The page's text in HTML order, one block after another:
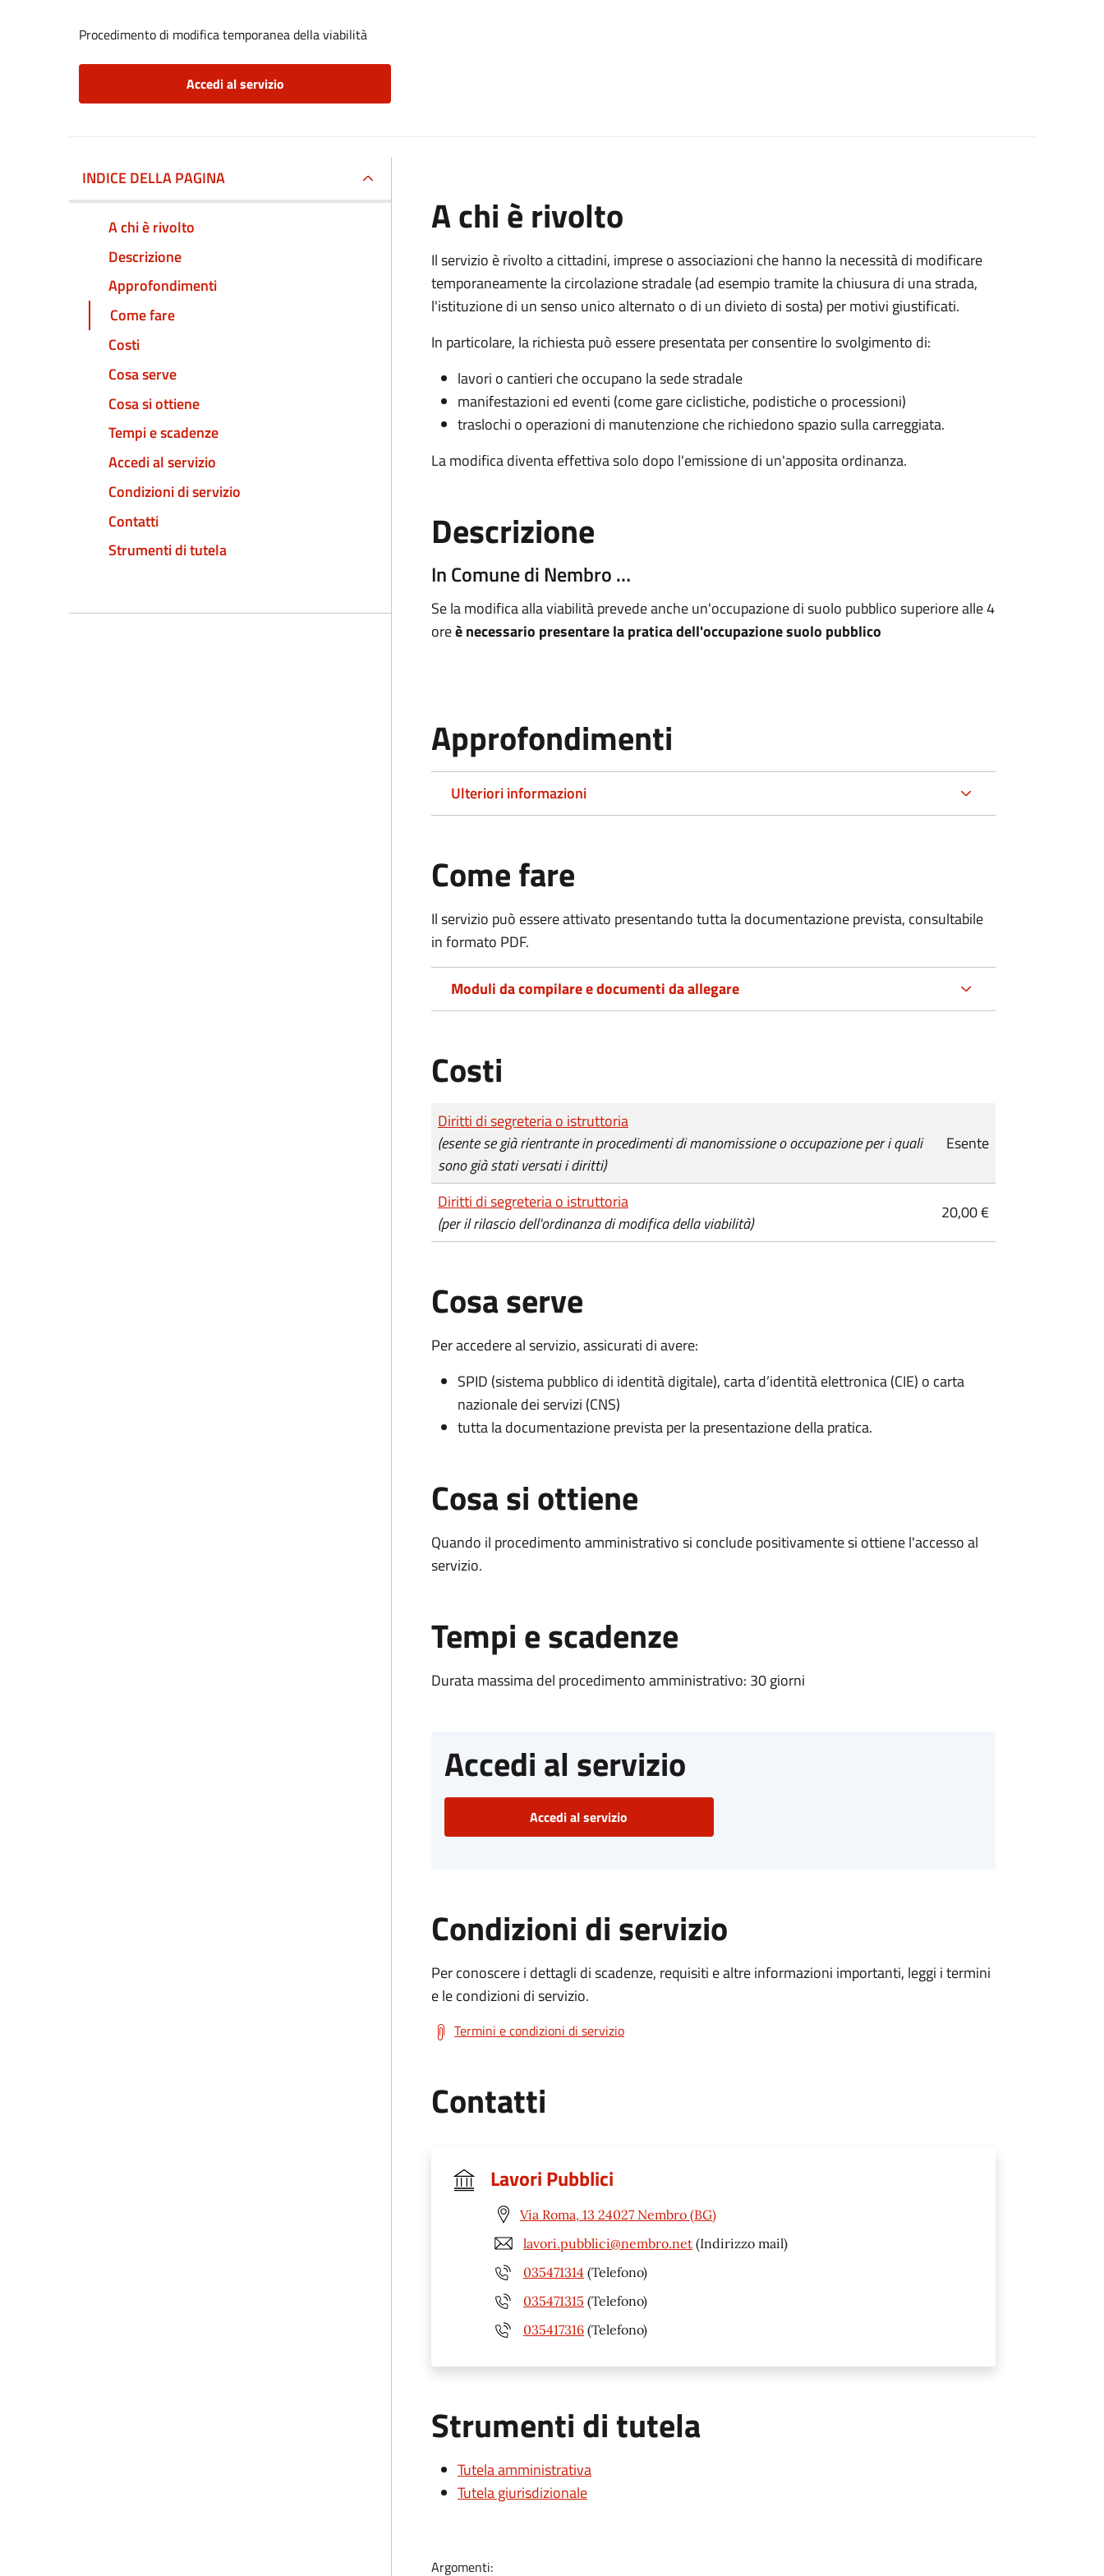
Procedimento di modifica temporanea della viabilità
Accedi al servizio
INDICE DELLA PAGINA
A chi è rivolto
Descrizione
Approfondimenti
Come fare
Costi
Cosa serve
Cosa si ottiene
Tempi e scadenze
Accedi al servizio
Condizioni di servizio
Contatti
Strumenti di tutela
A chi è rivolto
Il servizio è rivolto a cittadini, imprese o associazioni che hanno la necessità di modificare
temporaneamente la circolazione stradale (ad esempio tramite la chiusura di una strada,
l'istituzione di un senso unico alternato o di un divieto di sosta) per motivi giustificati.
In particolare, la richiesta può essere presentata per consentire lo svolgimento di:
lavori o cantieri che occupano la sede stradale
manifestazioni ed eventi (come gare ciclistiche, podistiche o processioni)
traslochi o operazioni di manutenzione che richiedono spazio sulla carreggiata.
La modifica diventa effettiva solo dopo l'emissione di un'apposita ordinanza.
Descrizione
In Comune di Nembro …
Se la modifica alla viabilità prevede anche un'occupazione di suolo pubblico superiore alle 4
oreè necessario presentare la pratica dell'occupazione suolo pubblico
Approfondimenti
Ulteriori informazioni
Come fare
Il servizio può essere attivato presentando tutta la documentazione prevista, consultabile
in formato PDF.
Moduli da compilare e documenti da allegare
Costi
Tipo di pagamento
Importo
Diritti di segreteria o istruttoria
(esente se già rientrante in procedimenti di manomissione o occupazione per i quali
sono già stati versati i diritti)
Esente
Diritti di segreteria o istruttoria
(per il rilascio dell'ordinanza di modifica della viabilità)
20,00 €
Cosa serve
Per accedere al servizio, assicurati di avere:
SPID (sistema pubblico di identità digitale), carta d’identità elettronica (CIE) o carta
nazionale dei servizi (CNS)
tutta la documentazione prevista per la presentazione della pratica.
Cosa si ottiene
Quando il procedimento amministrativo si conclude positivamente si ottiene l'accesso al
servizio.
Tempi e scadenze
Durata massima del procedimento amministrativo: 30 giorni
Accedi al servizio
Accedi al servizio
Condizioni di servizio
Per conoscere i dettagli di scadenze, requisiti e altre informazioni importanti, leggi i termini
e le condizioni di servizio.
Termini e condizioni di servizio
Contatti
Lavori Pubblici
Via Roma, 13 24027 Nembro (BG)
lavori.pubblici@nembro.net (Indirizzo mail)
035471314 (Telefono)
035471315 (Telefono)
035417316 (Telefono)
Strumenti di tutela
Tutela amministrativa
Tutela giurisdizionale
Argomenti: